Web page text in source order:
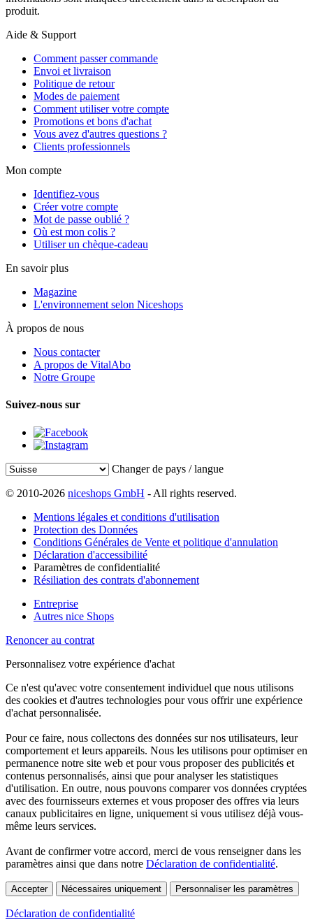
produit.
Aide & Support
Comment passer commande
Envoi et livraison
Politique de retour
Modes de paiement
Comment utiliser votre compte
Promotions et bons d'achat
Vous avez d'autres questions ?
Clients professionnels
Mon compte
Identifiez-vous
Créer votre compte
Mot de passe oublié ?
Où est mon colis ?
Utiliser un chèque-cadeau
En savoir plus
Magazine
L'environnement selon Niceshops
À propos de nous
Nous contacter
A propos de VitalAbo
Notre Groupe
Suivez-nous sur
Changer de pays / langue
© 2010-2026 niceshops GmbH - All rights reserved.
Mentions légales et conditions d'utilisation
Protection des Données
Conditions Générales de Vente et politique d'annulation
Déclaration d'accessibilité
Paramètres de confidentialité
Résiliation des contrats d'abonnement
Entreprise
Autres nice Shops
Renoncer au contrat
Personnalisez votre expérience d'achat
Ce n'est qu'avec votre consentement individuel que nous utilisons
des cookies et d'autres technologies pour vous offrir une expérience
d'achat personnalisée.
Pour ce faire, nous collectons des données sur nos utilisateurs, leur
comportement et leurs appareils. Nous les utilisons pour optimiser en
permanence notre site web et pour vous proposer des publicités et
contenus personnalisés, ainsi que pour analyser les statistiques
d'utilisation. En outre, nous pouvons comparer vos données cryptées
avec des fournisseurs externes et vous proposer des offres via leurs
canaux publicitaires en ligne, uniquement si vous utilisez déjà vous-
même leurs services.
Avant de confirmer votre accord, merci de vous renseigner dans les
paramètres ainsi que dans notre Déclaration de confidentialité.
Accepter Nécessaires uniquement Personnaliser les paramètres
Déclaration de confidentialité